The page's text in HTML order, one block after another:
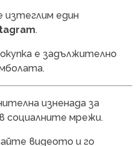
изтеглим един
.
е задължително
изненада за
социалните мрежи.
видеото и го